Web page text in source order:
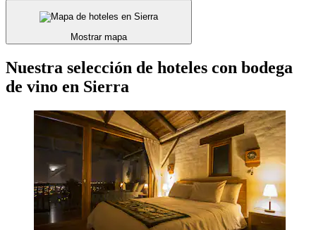
Mostrar mapa
Nuestra selección de hoteles con bodega
de vino en Sierra